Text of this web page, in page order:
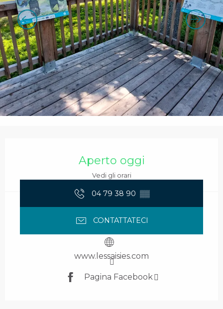
Aperto oggi
Vedi gli orari
04 79 38 90 ▒▒
CONTATTATECI
www.lessaisies.com
Pagina Facebook